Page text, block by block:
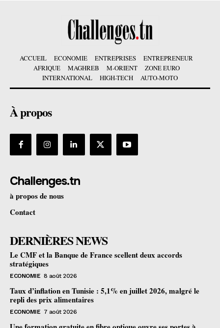
ACCUEIL ECONOMIE ENTREPRISES
ENTREPRENEUR
AFRIQUE
MAGHREB M-ORIENT
ZONE EURO
INTERNATIONAL
HIGH-TECH AUTO-MOTO
À propos
Challenges.tn
à propos de nous
Contact
DERNIÈRES NEWS
Le CMF et la Banque de France scellent deux accords
stratégiques
ECONOMIE 8 août 2026
Taux d’inflation en Tunisie : 5,1% en juillet 2026, malgré le
repli des prix alimentaires
ECONOMIE 7 août 2026